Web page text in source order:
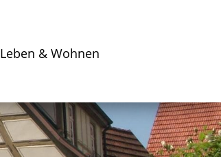
Leben & Wohnen